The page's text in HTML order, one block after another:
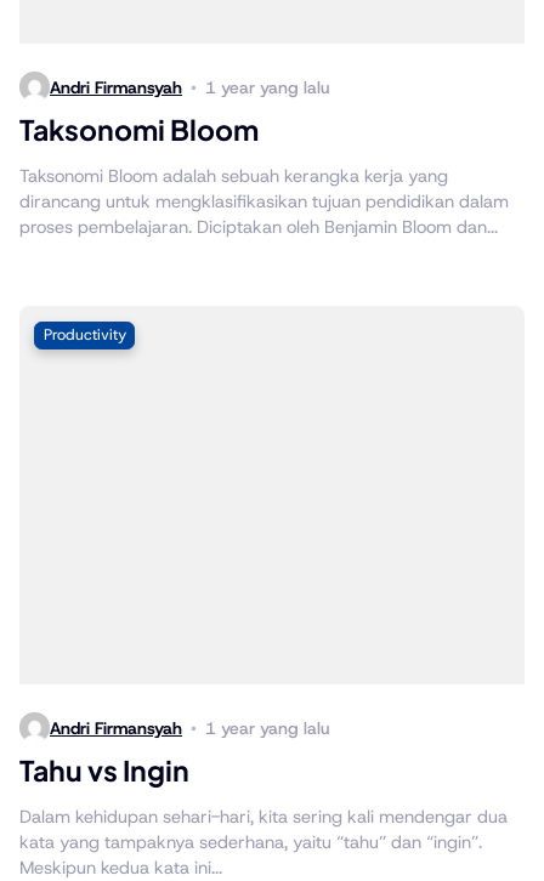
Andri Firmansyah 1 year yang lalu
Taksonomi Bloom
Taksonomi Bloom adalah sebuah kerangka kerja yang
dirancang untuk mengklasifikasikan tujuan pendidikan dalam
proses pembelajaran. Diciptakan oleh Benjamin Bloom dan...
Productivity
Andri Firmansyah 1 year yang lalu
Tahu vs Ingin
Dalam kehidupan sehari-hari, kita sering kali mendengar dua
kata yang tampaknya sederhana, yaitu “tahu” dan “ingin”.
Meskipun kedua kata ini...